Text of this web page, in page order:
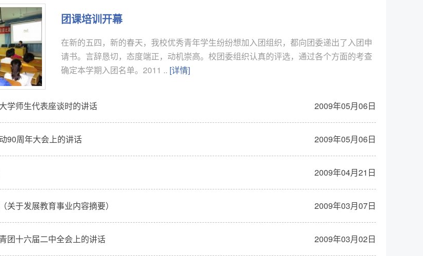
团课培训开幕
在新的五四，新的春天，我校优秀青年学生纷纷想加入团组织，都向团委递出了入团申
请书。言辞恳切，态度端正，动机崇高。校团委组织认真的评选，通过各个方面的考查
确定本学期入团名单。2011 .. [详情]
学师生代表座谈时的讲话 2009年05月06日
90周年大会上的讲话 2009年05月06日
2009年04月21日
关于发展教育事业内容摘要） 2009年03月07日
团十六届二中全会上的讲话 2009年03月02日